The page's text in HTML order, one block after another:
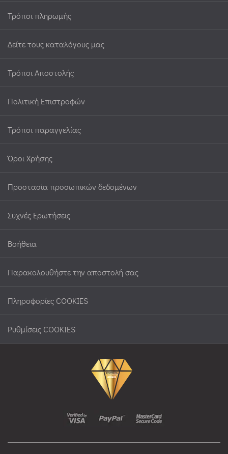
Τρόποι πληρωμής
Δείτε τους καταλόγους μας
Τρόποι Αποστολής
Πολιτική Επιστροφών
Τρόποι παραγγελίας
Όροι Χρήσης
Προστασία προσωπικών δεδομένων
Συχνές Ερωτήσεις
Βοήθεια
Παρακολουθήστε την αποστολή σας
Πληροφορίες COOKIES
Ρυθμίσεις COOKIES